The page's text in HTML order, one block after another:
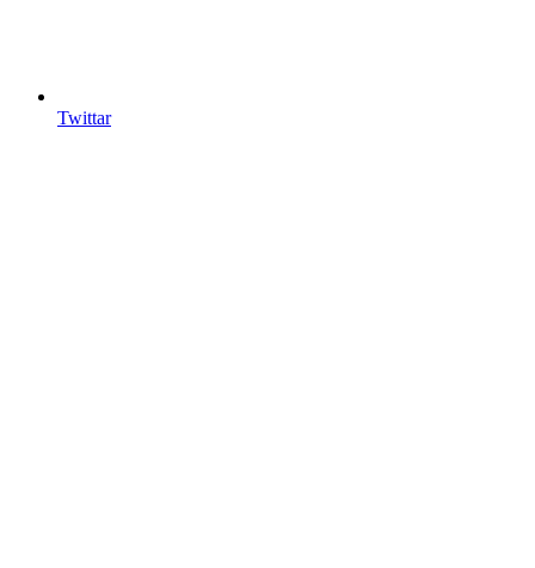
Twittar